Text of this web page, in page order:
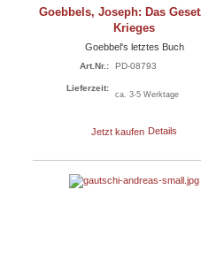
Goebbels, Joseph: Das
Krieges
Goebbel's letztes Buch
Art.Nr.: PD-08793
Lieferzeit:
ca. 3-5 Werktage
Jetzt kaufen Details